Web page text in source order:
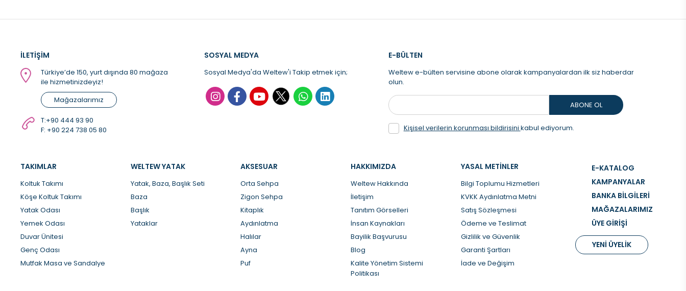
İLETİŞİM
Türkiye’de 150, yurt dışında 80 mağaza
ile hizmetinizdeyiz!
Mağazalarımız
T:+90 444 93 90
F: +90 224 738 05 80
SOSYAL MEDYA
Sosyal Medya'da Weltew'i Takip etmek için;
E-BÜLTEN
Weltew e-bülten servisine abone olarak kampanyalardan ilk siz haberdar
olun.
Kişisel verilerin korunması bildirisini kabul ediyorum.
ABONE OL
TAKIMLAR
Koltuk Takımı
Köşe Koltuk Takımı
Yatak Odası
Yemek Odası
Duvar Ünitesi
Genç Odası
Mutfak Masa ve Sandalye
WELTEW YATAK
Yatak, Baza, Başlık Seti
Baza
Başlık
Yataklar
AKSESUAR
Orta Sehpa
Zigon Sehpa
Kitaplık
Aydınlatma
Halılar
Ayna
Puf
HAKKIMIZDA
Weltew Hakkında
İletişim
Tanıtım Görselleri
İnsan Kaynakları
Bayilik Başvurusu
Blog
Kalite Yönetim Sistemi
Politikası
YASAL METİNLER
Bilgi Toplumu Hizmetleri
KVKK Aydınlatma Metni
Satış Sözleşmesi
Ödeme ve Teslimat
Gizlilik ve Güvenlik
Garanti Şartları
İade ve Değişim
E-KATALOG
KAMPANYALAR
BANKA BİLGİLERİ
MAĞAZALARIMIZ
ÜYE GİRİŞİ
YENİ ÜYELİK